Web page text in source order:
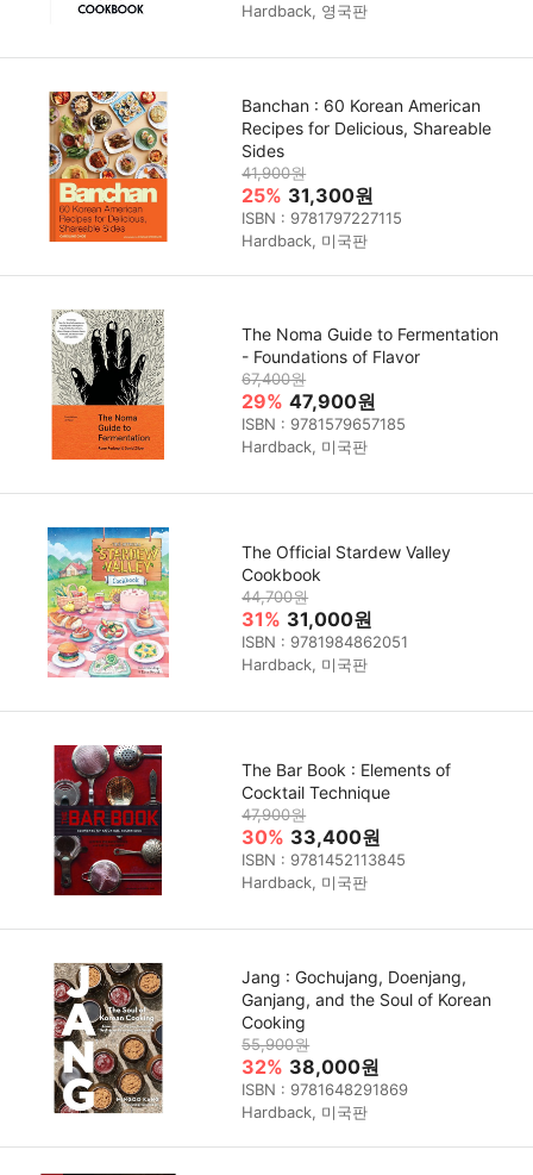
Hardback, 영국판
Banchan : 60 Korean American
Recipes for Delicious, Shareable
Sides
41,900원
25% 31,300원
ISBN : 9781797227115
Hardback, 미국판
The Noma Guide to Fermentation
- Foundations of Flavor
67,400원
29% 47,900원
ISBN : 9781579657185
Hardback, 미국판
The Official Stardew Valley
Cookbook
44,700원
31% 31,000원
ISBN : 9781984862051
Hardback, 미국판
The Bar Book : Elements of
Cocktail Technique
47,900원
30% 33,400원
ISBN : 9781452113845
Hardback, 미국판
Jang : Gochujang, Doenjang,
Ganjang, and the Soul of Korean
Cooking
55,900원
32% 38,000원
ISBN : 9781648291869
Hardback, 미국판